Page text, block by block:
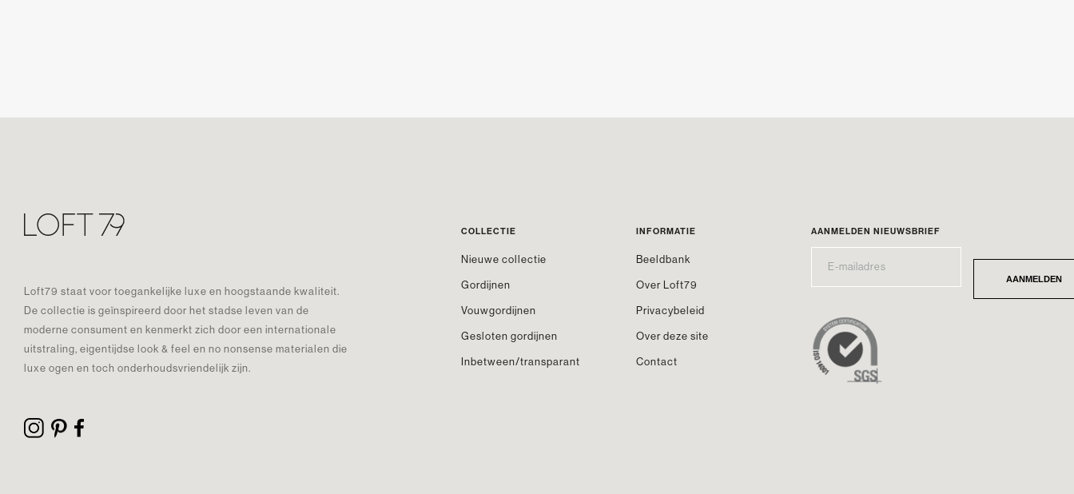
Loft79 staat voor toegankelijke luxe en hoogstaande kwaliteit.
De collectie is geïnspireerd door het stadse leven van de
moderne consument en kenmerkt zich door een internationale
uitstraling, eigentijdse look & feel en no nonsense materialen die
luxe ogen en toch onderhoudsvriendelijk zijn.
COLLECTIE
Nieuwe collectie
Gordijnen
Vouwgordijnen
Gesloten gordijnen
Inbetween/transparant
INFORMATIE
Beeldbank
Over Loft79
Privacybeleid
Over deze site
Contact
AANMELDEN NIEUWSBRIEF
AANMELDEN